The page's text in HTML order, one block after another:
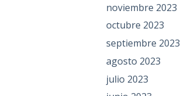
noviembre 2023
octubre 2023
septiembre 2023
agosto 2023
julio 2023